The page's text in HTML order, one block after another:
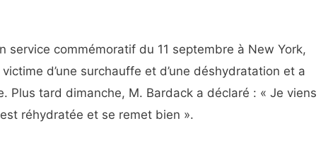
service commémoratif du 11 septembre à New York,
d’une surchauffe et d’une déshydratation et a
Plus tard dimanche, M. Bardack a déclaré : « Je viens
est réhydratée et se remet bien ».